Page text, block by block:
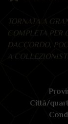
TORNATA A
COMPLETA PER
DACCORDO,
A
Città/